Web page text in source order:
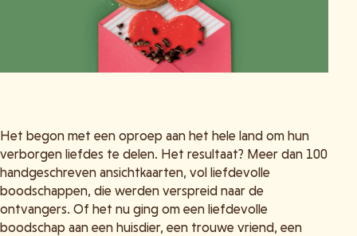
Het begon met een oproep aan het hele land om hun
verborgen liefdes te delen. Het resultaat? Meer dan 100
handgeschreven ansichtkaarten, vol liefdevolle
boodschappen, die werden verspreid naar de
ontvangers. Of het nu ging om een liefdevolle
boodschap aan een huisdier, een trouwe vriend, een